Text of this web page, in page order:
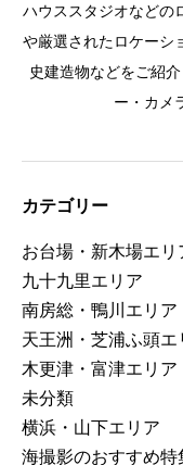
ハウススタジオなどの
や厳選されたロケーシ
史建造物などをご紹
ー・カメ
カテゴリー
お台場・新木場エリ
九十九里エリア
南房総・鴨川エリア
天王洲・芝浦ふ頭エ
木更津・富津エリア
未分類
横浜・山下エリア
海撮影のおすすめ特